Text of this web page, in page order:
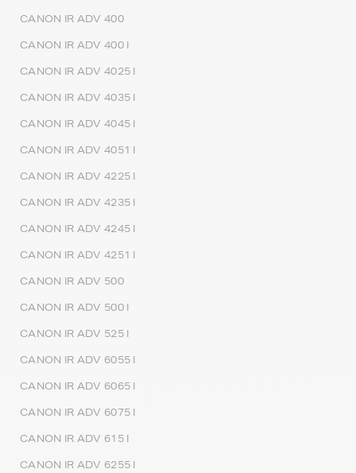
CANON IR ADV 400
CANON IR ADV 400 I
CANON IR ADV 4025 I
CANON IR ADV 4035 I
CANON IR ADV 4045 I
CANON IR ADV 4051 I
CANON IR ADV 4225 I
CANON IR ADV 4235 I
CANON IR ADV 4245 I
CANON IR ADV 4251 I
CANON IR ADV 500
CANON IR ADV 500 I
CANON IR ADV 525 I
CANON IR ADV 6055 I
CANON IR ADV 6065 I
CANON IR ADV 6075 I
CANON IR ADV 615 I
CANON IR ADV 6255 I